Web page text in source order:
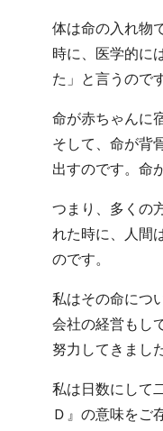
体は命の入れ物
時に、医学的に
た」と言うので
命が赤ちゃんに
そして、命が背
出すのです。命
つまり、多くの
れた時に、人間
のです。
私はその命につ
会社の経営もし
努力してきまし
私は日数にして
Ｄ』の意味をご